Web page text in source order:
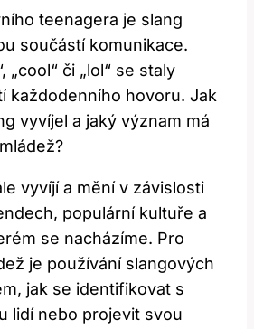
teenagera je slang
součástí ⁣komunikace.
„cool“ či‌ „lol“ se staly
každodenního hovoru. Jak
vyvíjel a jaký význam má
⁣vyvíjí a ⁣mění v závislosti
⁢populární kultuře a⁢
se nacházíme. Pro
je používání slangových
jak se identifikovat s‌
lidí nebo projevit svou